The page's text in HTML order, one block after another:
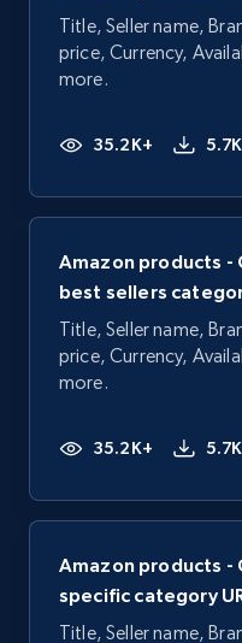
Title, Seller name,
price, Currency,
more.
35.2K+
Amazon products -
best sellers
Title, Seller name,
price, Currency,
more.
35.2K+
Amazon products -
specific category
Title, Seller name,